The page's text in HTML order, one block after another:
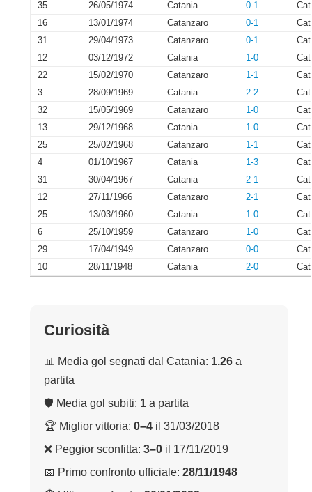
35
26/05/1974 Catania 0-1
16
13/01/1974 Catanzaro 0-1
31
29/04/1973 Catanzaro 0-1
12
03/12/1972 Catania 1-0
22
15/02/1970 Catanzaro 1-1
3
28/09/1969 Catania 2-2
32
15/05/1969 Catanzaro 1-0
13
29/12/1968 Catania 1-0
25
25/02/1968 Catanzaro 1-1
4
01/10/1967 Catania 1-3
31
30/04/1967 Catania 2-1
12
27/11/1966 Catanzaro 2-1
25
13/03/1960 Catania 1-0
6
25/10/1959 Catanzaro 1-0
29
17/04/1949 Catanzaro 0-0
10
28/11/1948 Catania 2-0
Curiosità
📊 Media gol segnati dal Catania: 1.26 a
partita
🛡 Media gol subiti: 1 a partita
🏆 Miglior vittoria: 0–4 il 31/03/2018
❌ Peggior sconfitta: 3–0 il 17/11/2019
📅 Primo confronto ufficiale: 28/11/1948